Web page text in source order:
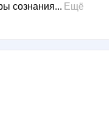
сознания... Ещё